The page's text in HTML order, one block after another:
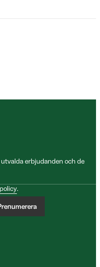
erbjudanden och de
.